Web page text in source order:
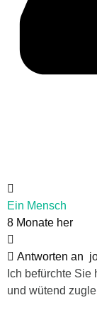
Ein Mensch
8 Monate her
Antworten an
Ich befürchte Sie
und wütend